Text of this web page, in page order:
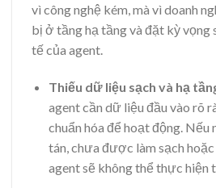
vì công nghệ kém, mà vì doanh
bị ở tầng hạ tầng và đặt kỳ vọng
tế của agent.
Thiếu dữ liệu sạch và hạ
agent cần dữ liệu đầu vào rõ
chuẩn hóa để hoạt động. Nếu
tán, chưa được làm sạch
agent sẽ không thể thực hiện